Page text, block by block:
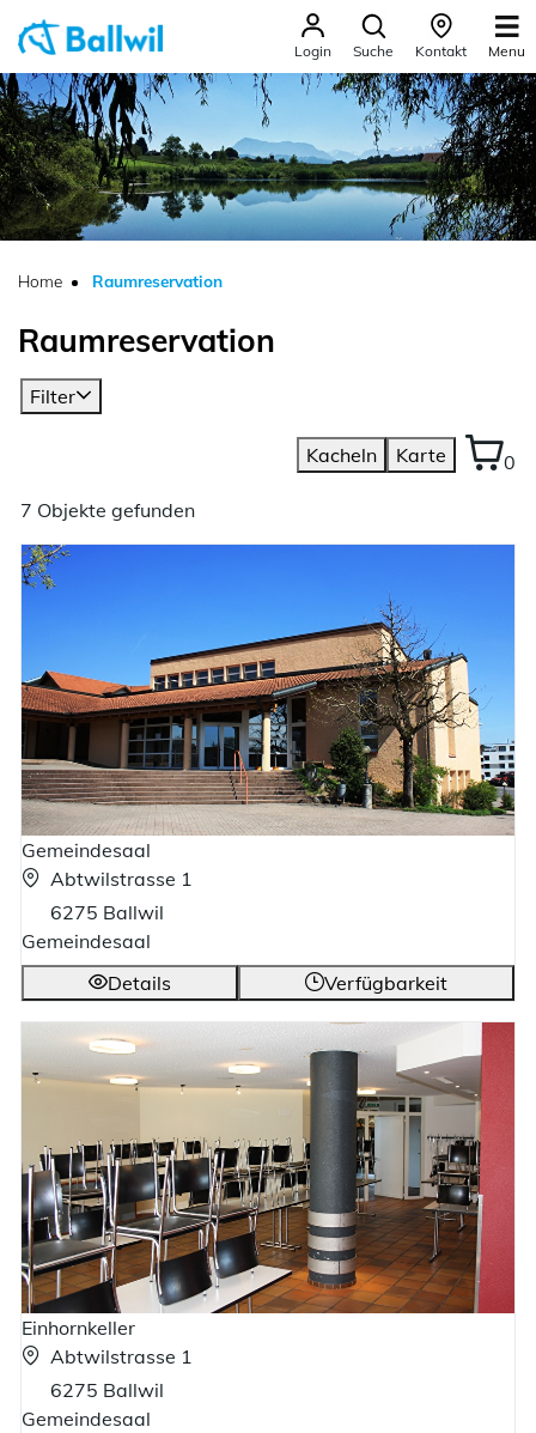
zur Startseite
Direkt zur Hauptnavigation
Direkt zum Inhalt
Direkt zur Suche
Direkt zum Stichwortverzeichnis
Ballwil
Login Suche Kontakt Menu
Home Raumreservation(ausgewählt)
Raumreservation
Filter
Kacheln Karte
0
7 Objekte gefunden
Gemeindesaal
Abtwilstrasse 1
6275 Ballwil
Gemeindesaal
Details
Verfügbarkeit
Einhornkeller
Abtwilstrasse 1
6275 Ballwil
Gemeindesaal